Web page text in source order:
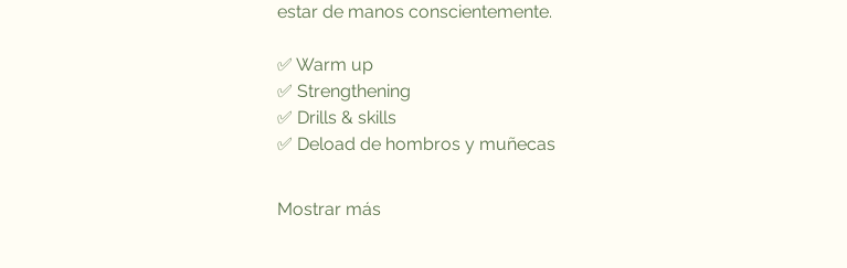
estar de manos conscientemente.
✅ Warm up
✅ Strengthening
✅ Drills & skills
✅ Deload de hombros y muñecas
Mostrar más